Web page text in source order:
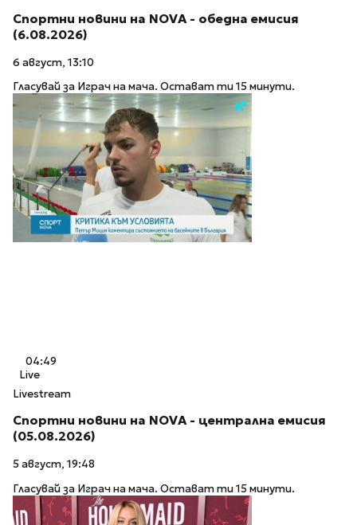
Спортни новини на NOVA - обедна емисия
(6.08.2026)
6 август, 13:10
Гласувай за Играч на мача. Остават ти 15 минути.
04:49
Live
Livestream
Спортни новини на NOVA - централна емисия
(05.08.2026)
5 август, 19:48
Гласувай за Играч на мача. Остават ти 15 минути.